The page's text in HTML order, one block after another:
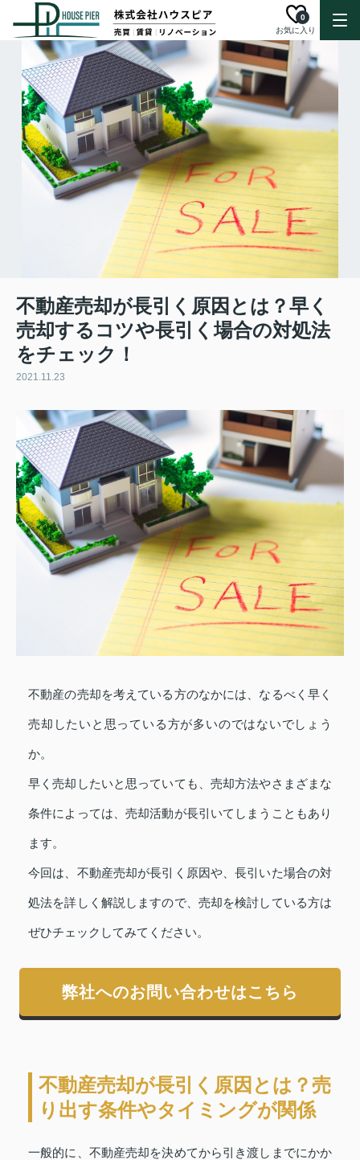
お気に入り
0
不動産売却が長引く原因とは？早く
売却するコツや長引く場合の対処法
をチェック！
2021.11.23
不動産の売却を考えている方のなかには、なるべく早く
売却したいと思っている方が多いのではないでしょう
か。
早く売却したいと思っていても、売却方法やさまざまな
条件によっては、売却活動が長引いてしまうこともあり
ます。
今回は、不動産売却が長引く原因や、長引いた場合の対
処法を詳しく解説しますので、売却を検討している方は
ぜひチェックしてみてください。
弊社へのお問い合わせはこちら
不動産売却が長引く原因とは？売
り出す条件やタイミングが関係
一般的に、不動産売却を決めてから引き渡しまでにかか